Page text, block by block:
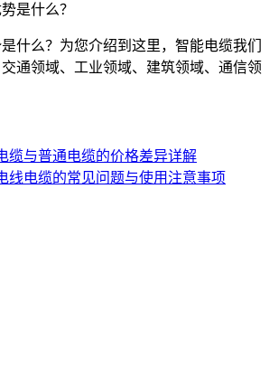
什么？为您介绍到这里，智能电缆我们
通领域、工业领域、建筑领域、通信领
缆与普通电缆的价格差异详解
线电缆的常见问题与使用注意事项